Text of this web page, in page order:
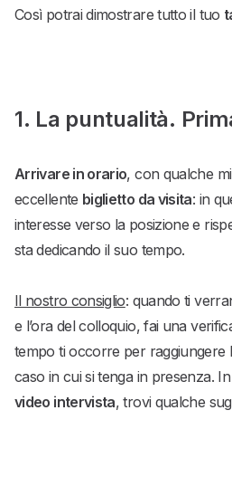
Così potrai dimostrare tutto il tuo
1. La puntualità.
Arrivare in orario, con qualche
eccellente biglietto da visita: in
interesse verso la posizione e
sta dedicando il suo tempo.
Il nostro consiglio: quando ti
e l’ora del colloquio, fai una
tempo ti occorre per raggiungere
caso in cui si tenga in presenza.
video intervista, trovi qualche